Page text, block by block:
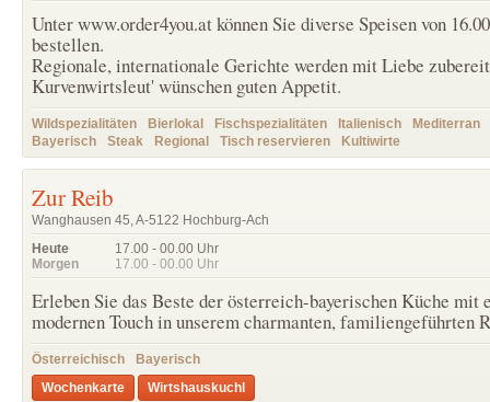
Unter www.order4you.at können Sie diverse Speisen von
bestellen.
Regionale, internationale Gerichte werden mit Liebe
Kurvenwirtsleut' wünschen guten Appetit.
Wildspezialitäten Bierlokal Fischspezialitäten Italienisch
Mediterran
Bayerisch
Steak Regional Tisch reservieren Kultiwirte
Zur Reib
Wanghausen 45, A-5122 Hochburg-Ach
Heute
Morgen
17.00 - 00.00 Uhr
17.00 - 00.00 Uhr
Erleben Sie das Beste der österreich-bayerischen Küche mit
modernen Touch in unserem charmanten, familiengeführten
Österreichisch
Bayerisch
Wochenkarte
Wirtshauskuchl